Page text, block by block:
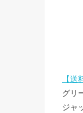
【
グリ
ジャ